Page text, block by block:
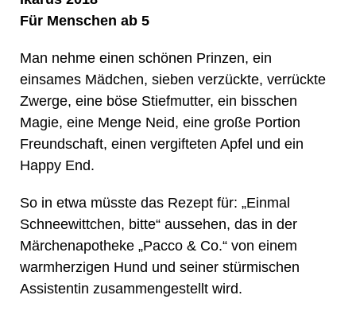
Für Menschen ab 5
Man nehme einen schönen Prinzen, ein
einsames Mädchen, sieben verzückte, verrückte
Zwerge, eine böse Stiefmutter, ein bisschen
Magie, eine Menge Neid, eine große Portion
Freundschaft, einen vergifteten Apfel und ein
Happy End.
So in etwa müsste das Rezept für: „Einmal
Schneewittchen, bitte“ aussehen, das in der
Märchenapotheke „Pacco & Co.“ von einem
warmherzigen Hund und seiner stürmischen
Assistentin zusammengestellt wird.